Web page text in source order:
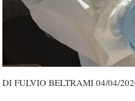
DI FULVIO BELTRAMI 04/04/